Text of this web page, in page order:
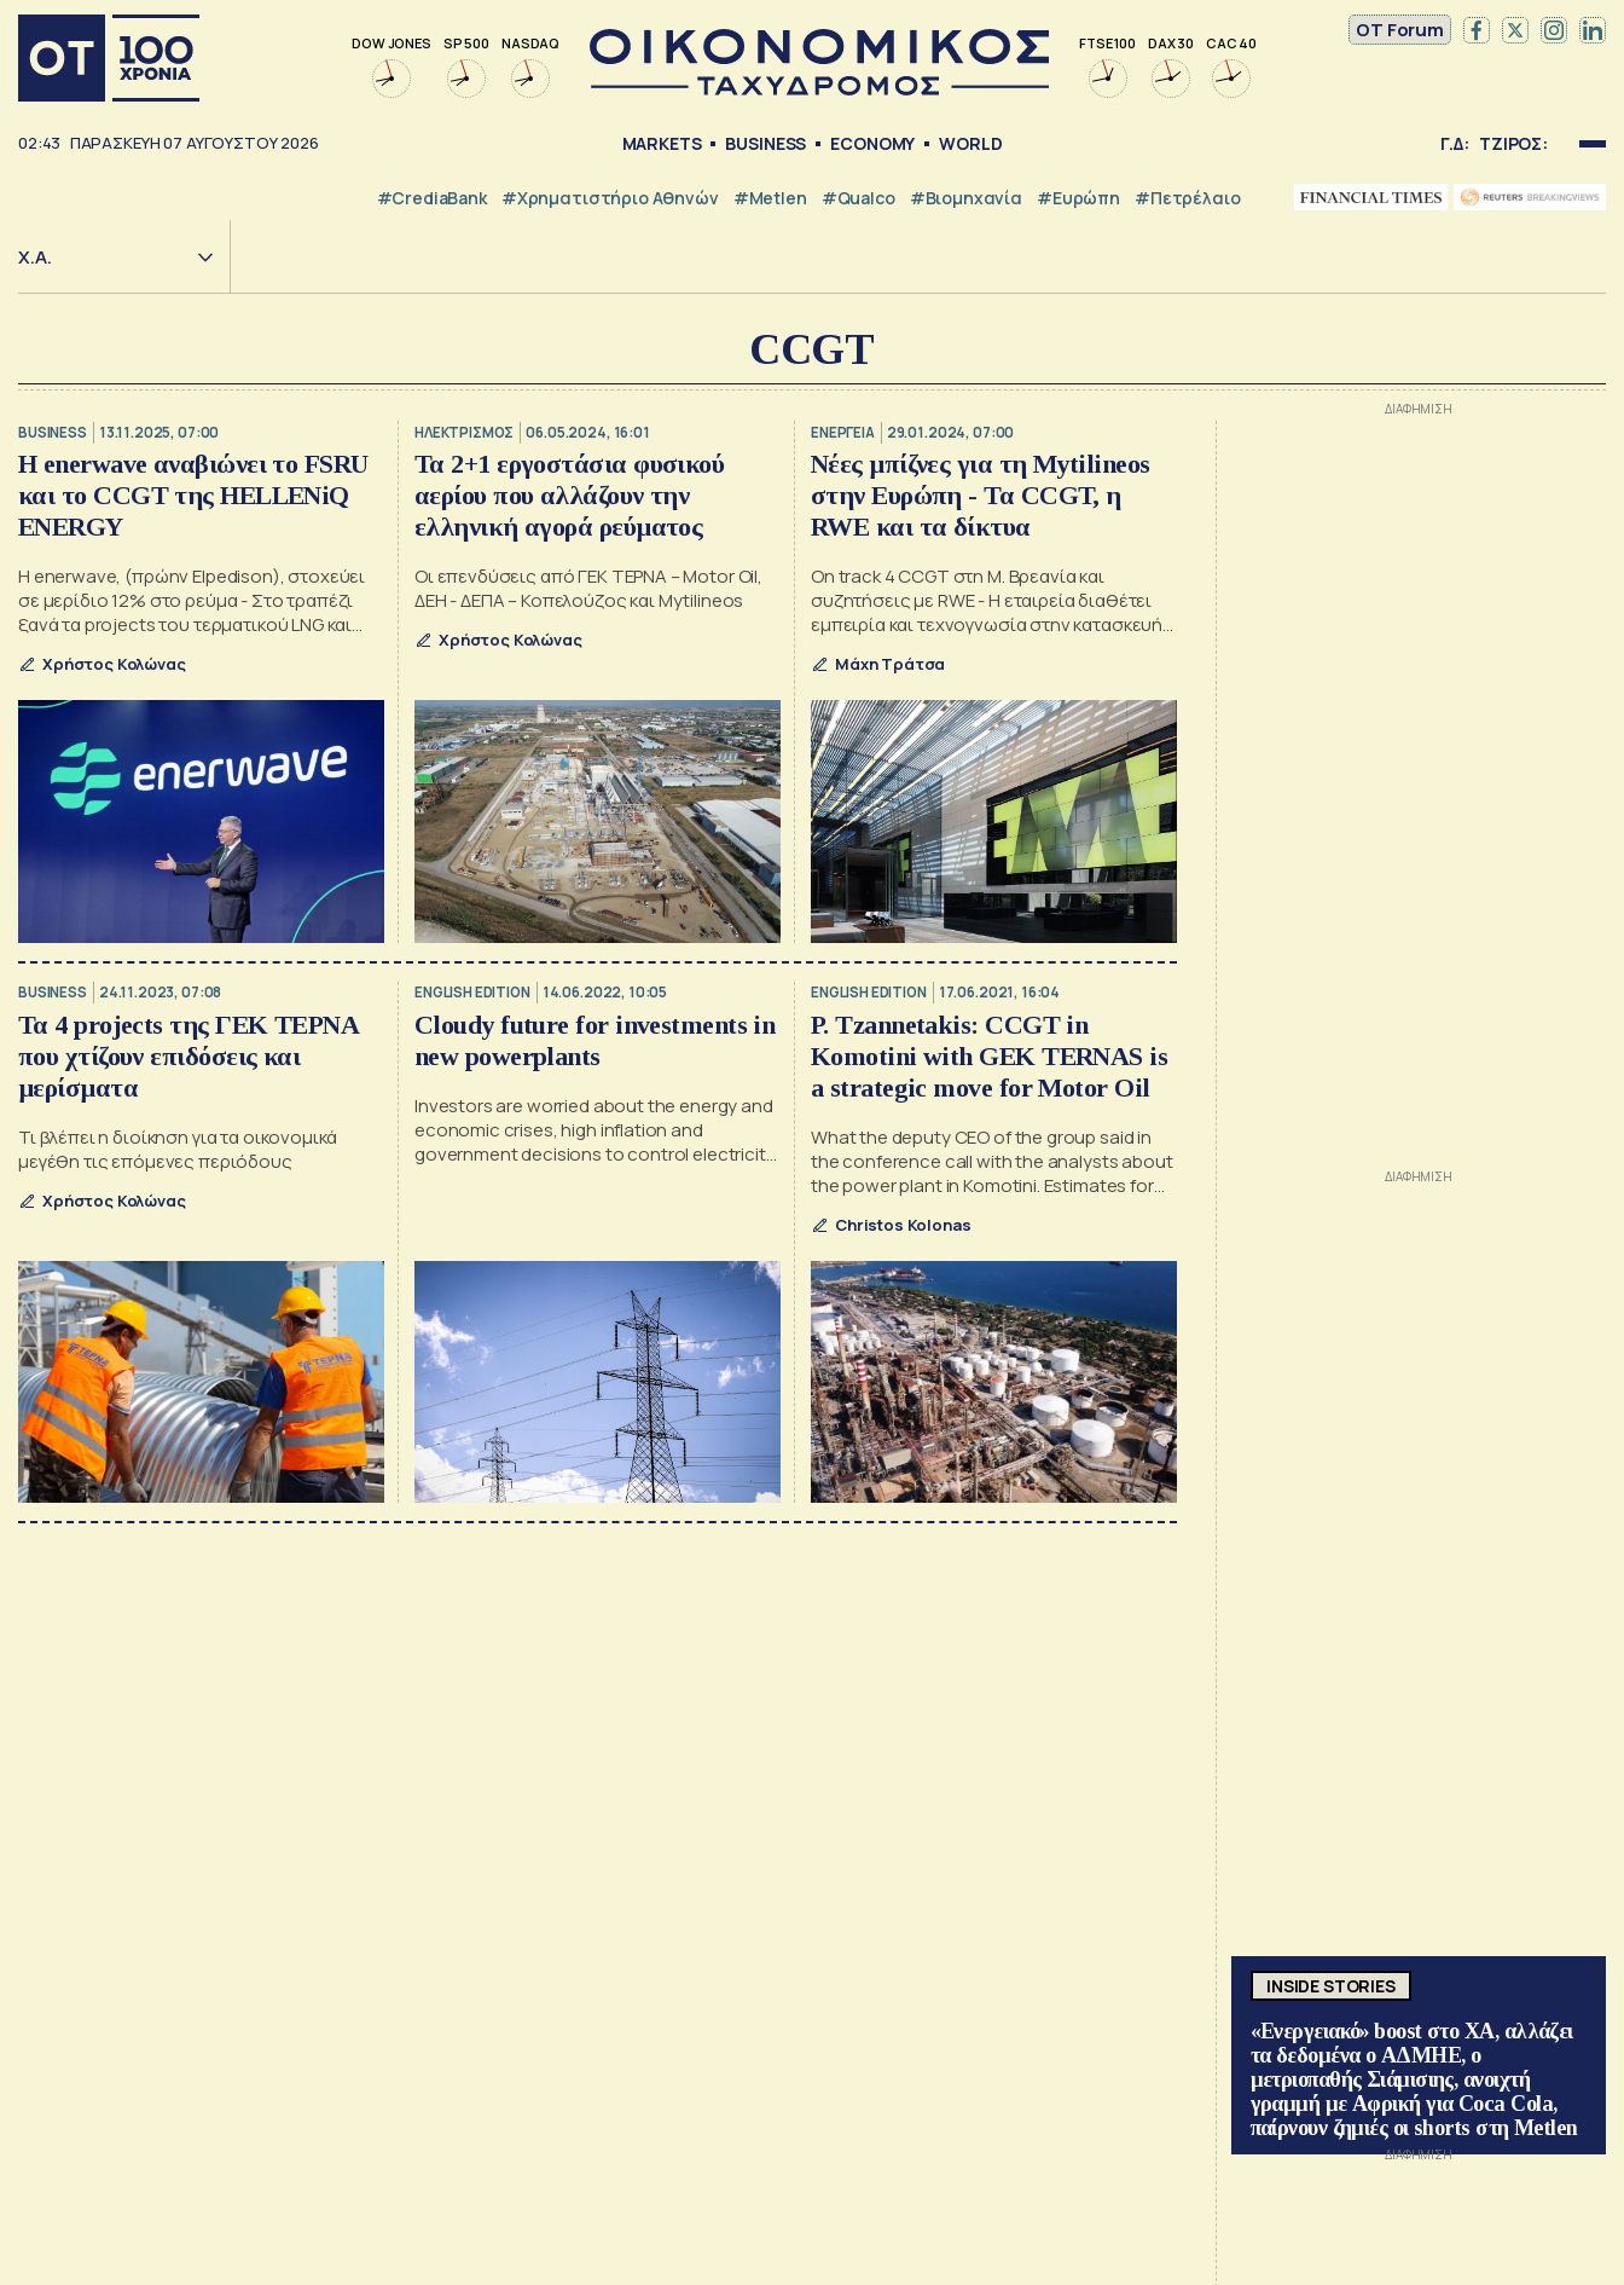
DOW JONES SP 500 NASDAQ FTSE 100 DAX 30 CAC 40
OT Forum
02:43 ΠΑΡΑΣΚΕΥΗ07 ΑΥΓΟΥΣΤΟΥ2026 MARKETS BUSINESS ECONOMY WORLD Γ.Δ: ΤΖΙΡΟΣ:
#CrediaBank #Χρηματιστήριο Αθηνών #metlen #Qualco #Βιομηχανία #Ευρώπη #Πετρέλαιο
Χ.Α.
CCGT
BUSINESS 13.11.2025, 07:00
Η enerwave αναβιώνει το FSRU
και το CCGT της HELLENiQ
ENERGY
Η enerwave, (πρώην Elpedison), στοχεύει
σε μερίδιο 12% στο ρεύμα - Στο τραπέζι
ξανά τα projects του τερματικού LNG και
Χρήστος Κολώνας
ΗΛΕΚΤΡΙΣΜΟΣ 06.05.2024, 16:01
Τα 2+1 εργοστάσια φυσικού
αερίου που αλλάζουν την
ελληνική αγορά ρεύματος
Οι επενδύσεις από ΓΕΚ ΤΕΡΝΑ – Motor Oil,
ΔΕΗ - ΔΕΠΑ – Κοπελούζος και Mytilineos
Χρήστος Κολώνας
ΕΝΕΡΓΕΙΑ 29.01.2024, 07:00
Νέες μπίζνες για τη Mytilineos
στην Ευρώπη - Τα CCGT, η
RWE και τα δίκτυα
On track 4 CCGT στη Μ. Βρεανία και
συζητήσεις με RWE - Η εταιρεία διαθέτει
εμπειρία και τεχνογνωσία στην κατασκευή
Μάχη Τράτσα
BUSINESS 24.11.2023, 07:08
Τα 4 projects της ΓΕΚ ΤΕΡΝΑ
που χτίζουν επιδόσεις και
μερίσματα
Τι βλέπει η διοίκηση για τα οικονομικά
μεγέθη τις επόμενες περιόδους
Χρήστος Κολώνας
ENGLISH EDITION 14.06.2022, 10:05
Cloudy future for investments in
new powerplants
Investors are worried about the energy and
economic crises, high inflation and
government decisions to control electricity
ENGLISH EDITION 17.06.2021, 16:04
P. Tzannetakis: CCGT in
Komotini with GEK TERNAS is
a strategic move for Motor Oil
What the deputy CEO of the group said in
the conference call with the analysts about
the power plant in Komotini. Estimates for
Christos Kolonas
INSIDE STORIES
«Ενεργειακό» boost στο ΧΑ, αλλάζει
τα δεδομένα ο ΑΔΜΗΕ, ο
μετριοπαθής Σιάμισιης, ανοιχτή
γραμμή με Αφρική για Coca Cola,
παίρνουν ζημιές οι shorts στη Metlen